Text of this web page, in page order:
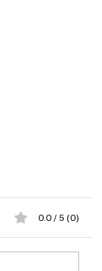
0.0 / 5 (0)